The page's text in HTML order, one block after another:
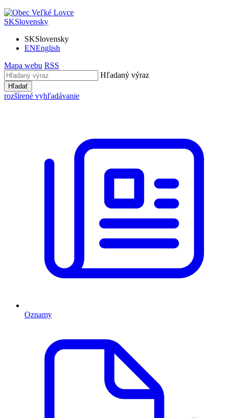
SKSlovensky
SKSlovensky
ENEnglish
Mapa webu RSS
Hľadaný výraz
Hľadať
rozšírené vyhľadávanie
Oznamy